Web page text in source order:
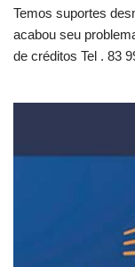
Temos suportes
acabou seu
de créditos Tel . 83